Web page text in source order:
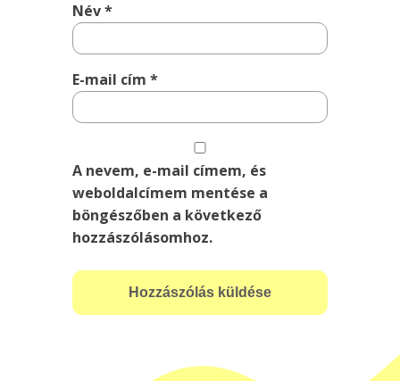
Név*
E-mail cím*
A nevem, e-mail címem, és
weboldalcímem mentése a
böngészőben a következő
hozzászólásomhoz.